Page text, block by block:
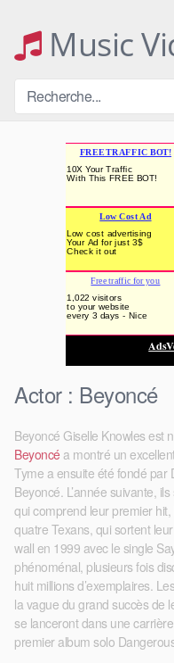
contentMusic
Actor : Beyoncé
Beyoncé Giselle Knowles est
Beyoncéa montré un
Tyme a ensuite été fondé par
Beyoncé. L’année suivante,
qui comprend leur premier
quatre Texans, qui sortent
wall en 1999 avec le single
phénoménal, plusieurs fois
huit millions d’exemplaires.
la vague du grand succès de
se lanceront dans une
premier album solo